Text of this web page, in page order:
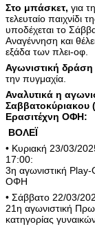
Στο μπάσκετ, για
τελευταίο παιχνίδι
υποδέχεται το
Αναγέννηση και
εξάδα των πλει-οφ.
Αγωνιστική δράση
την πυγμαχία.
Αναλυτικά η
Σαββατοκύριακου
Ερασιτέχνη ΟΦΗ:
ΒΟΛΕΪ
• Κυριακή 23/03/
17:00:
3η αγωνιστική
ΟΦΗ
• Σάββατο 22/03/
21η αγωνιστική
κατηγορίας